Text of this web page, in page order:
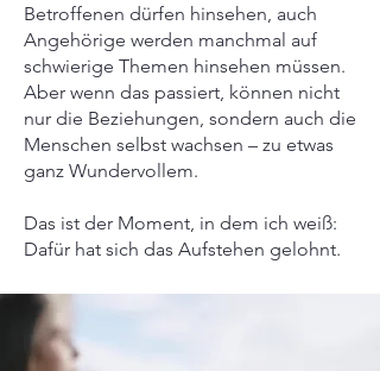
Betroffenen dürfen hinsehen, auch
Angehörige werden manchmal auf
schwierige Themen hinsehen müssen.
Aber wenn das passiert, können nicht
nur die Beziehungen, sondern auch die
Menschen selbst wachsen – zu etwas
ganz Wundervollem.
Das ist der Moment, in dem ich weiß:
Dafür hat sich das Aufstehen gelohnt.